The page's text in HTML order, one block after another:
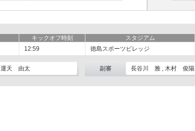
キックオフ時刻 スタジアム
12:59 徳島スポーツビレッジ
運天 由太 副審 長谷川 雅 , 木村 俊陽